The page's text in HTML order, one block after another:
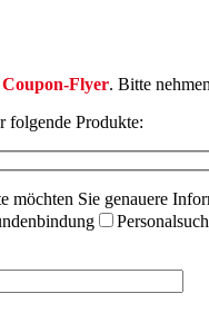
Coupon-Flyer. Bitte
folgende Produkte:
möchten Sie genauere